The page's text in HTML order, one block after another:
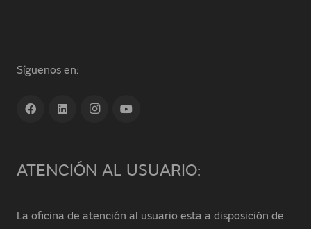
Síguenos en:
ATENCIÓN AL USUARIO:
La oficina de atención al usuario esta a disposición de